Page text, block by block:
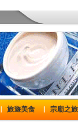
旅遊美食 宗廟之旅